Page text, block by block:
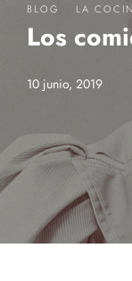
BLOG · LA
Los
10 junio, 2019